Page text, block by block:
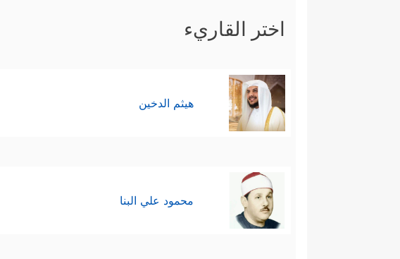
اختر القاريء
هيثم الدخين
محمود علي البنا